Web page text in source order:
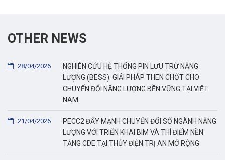
OTHER NEWS
NGHIÊN CỨU HỆ THỐNG PIN LƯU TRỮ NĂNG
LƯỢNG (BESS): GIẢI PHÁP THEN CHỐT CHO
CHUYỂN ĐỔI NĂNG LƯỢNG BỀN VỮNG TẠI VIỆT
NAM
28/04/2026
PECC2 ĐẨY MẠNH CHUYỂN ĐỔI SỐ NGÀNH NĂNG
LƯỢNG VỚI TRIỂN KHAI BIM VÀ THÍ ĐIỂM NỀN
TẢNG CDE TẠI THỦY ĐIỆN TRỊ AN MỞ RỘNG
21/04/2026